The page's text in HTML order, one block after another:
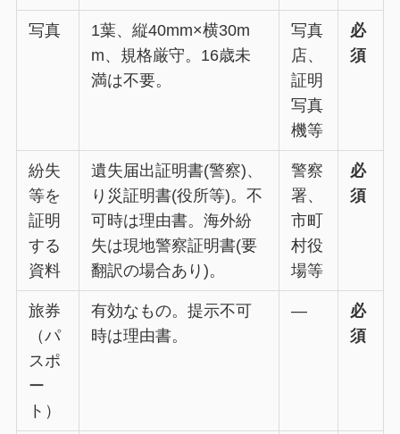
写真
1葉、縦40mm×横30m
m、規格厳守。16歳未
満は不要。
写真
店、
証明
写真
機等
必
須
紛失
等を
証明
する
資料
遺失届出証明書(警察)、
り災証明書(役所等)。不
可時は理由書。海外紛
失は現地警察証明書(要
翻訳の場合あり)。
警察
署、
市町
村役
場等
必
須
旅券
（パ
スポ
ー
ト）
有効なもの。提示不可
時は理由書。
—
必
須